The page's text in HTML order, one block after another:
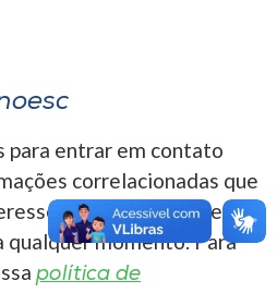
para entrar em contato
correlacionadas que
Você pode cancelar o
qualquer momento. Para
política de